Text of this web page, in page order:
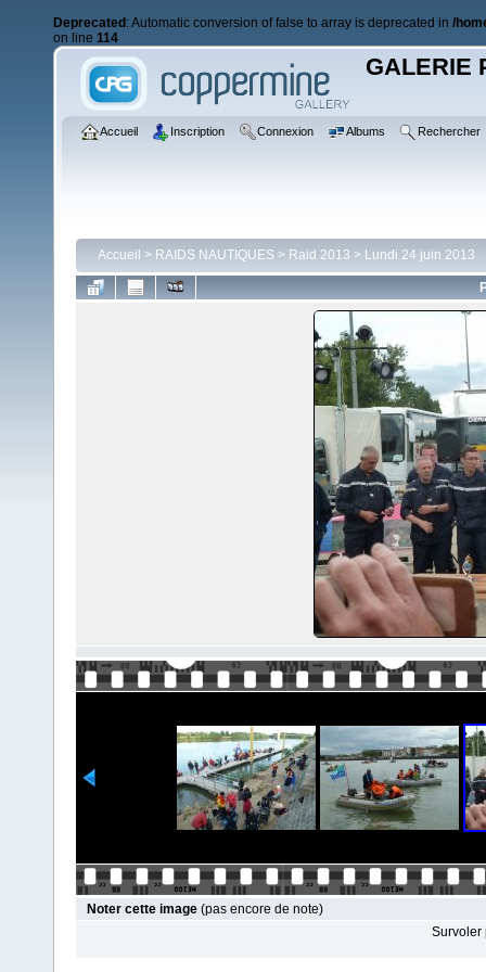
Deprecated : Automatic conversion of false to array is deprecated in /
on line 114
GALERIE
Accueil Inscription Connexion Albums Rechercher
Accueil > RAIDS NAUTIQUES > Raid 2013 > Lundi 24 juin 2013
Noter cette image (pas encore de note)
Survoler